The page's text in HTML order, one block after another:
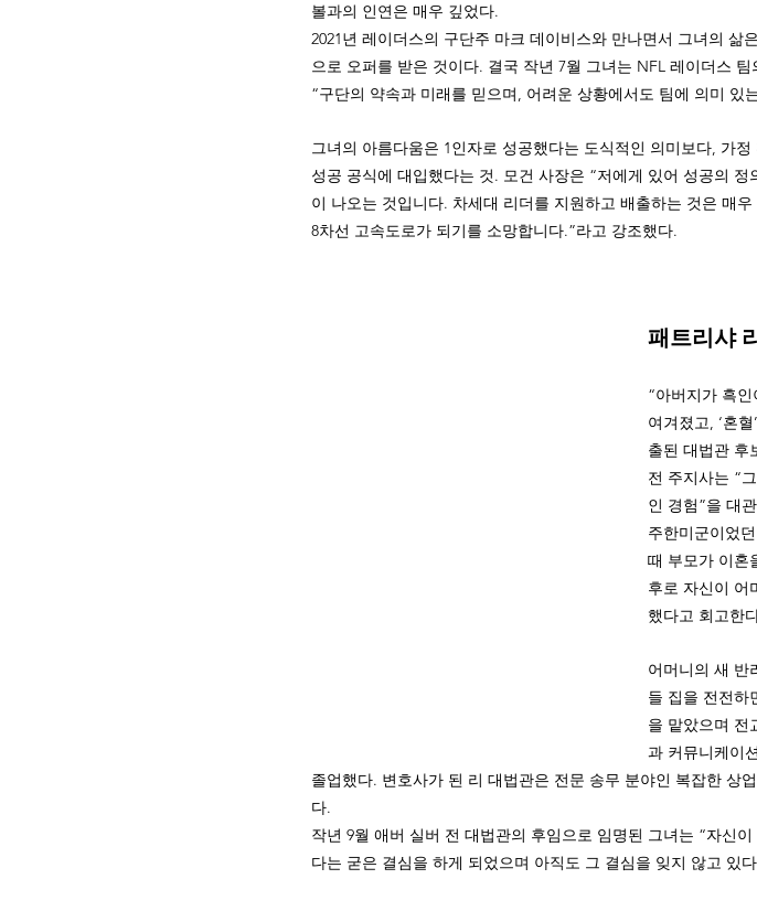
볼과의 인연은 매우 깊었다.
2021년 레이더스의 구단주 마크 데이비스와 만나면서 그녀의
으로 오퍼를 받은 것이다. 결국 작년 7월 그녀는 NFL 레이더스
“구단의 약속과 미래를 믿으며, 어려운 상황에서도 팀에 의미 있
그녀의 아름다움은 1인자로 성공했다는 도식적인 의미보다, 가
성공 공식에 대입했다는 것. 모건 사장은 “저에게 있어 성공의
이 나오는 것입니다. 차세대 리더를 지원하고 배출하는 것은 매
8차선 고속도로가 되기를 소망합니다.”라고 강조했다.
패트리샤
“아버지가 흑
여겨졌고, ‘혼
출된 대법관 후
전 주지사는 “
인 경험”을 대
주한미군이었
때 부모가 이혼
후로 자신이 어
했다고 회고한
어머니의 새 반
들 집을 전전하
을 맡았으며 전
과 커뮤니케이
졸업했다. 변호사가 된 리 대법관은 전문 송무 분야인 복잡한 상
다.
작년 9월 애버 실버 전 대법관의 후임으로 임명된 그녀는 “자신
다는 굳은 결심을 하게 되었으며 아직도 그 결심을 잊지 않고 있